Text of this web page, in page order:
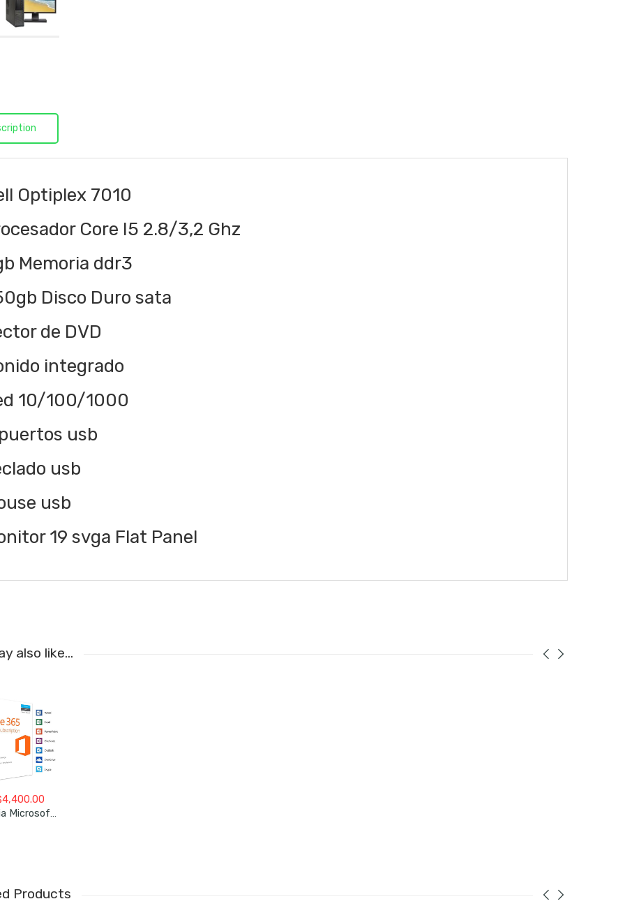
Optiplex 7010
Core I5 2.8/3,2 Ghz
Memoria ddr3
Disco Duro sata
de DVD
integrado
10/100/1000
usb
usb
usb
19 svga Flat Panel
also like…
4,400.00
Licencia Microsoft Office 365 Personal 1 Ano
Products